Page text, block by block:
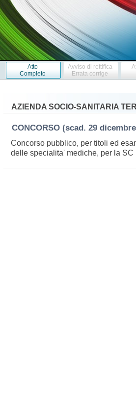
Atto
Completo
Avviso di rettifica
Errata corrige
AZIENDA SOCIO-SANITARIA
CONCORSO (scad. 29
Concorso pubblico, per titoli ed
delle specialita' mediche, per la